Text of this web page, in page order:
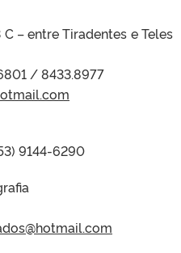
– entre Tiradentes e Teles
/ 8433.8977
9144-6290